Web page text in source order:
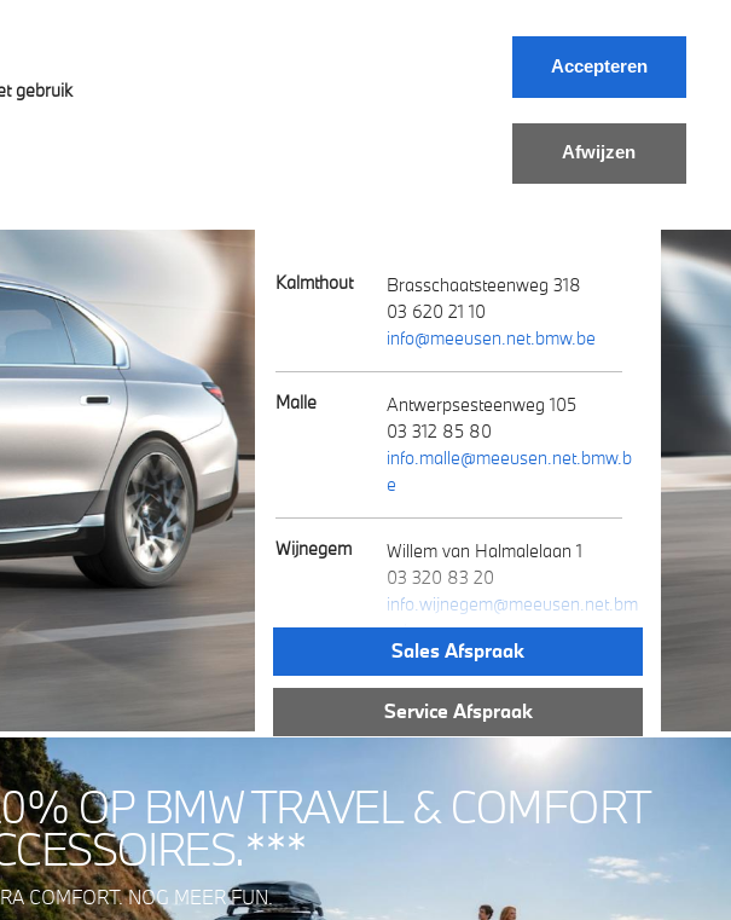
gebruik
Accepteren
Afwijzen
Kalmthout
Brasschaatsteenweg 318
03 620 21 10
info@meeusen.net.bmw.be
Malle
Antwerpsesteenweg 105
03 312 85 80
info.malle@meeusen.net.bmw.b
e
Wijnegem
Willem van Halmalelaan 1
03 320 83 20
info.wijnegem@meeusen.net.bm
w.be
Sales Afspraak
Service Afspraak
OP BMW TRAVEL & COMFORT
COMFORT. NOG MEER FUN.